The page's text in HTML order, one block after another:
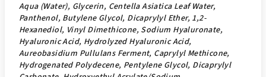
Aqua (Water), Glycerin, Centella Asiatica Leaf Water,
Panthenol, Butylene Glycol, Dicaprylyl Ether, 1,2-
Hexanediol, Vinyl Dimethicone, Sodium Hyaluronate,
Hyaluronic Acid, Hydrolyzed Hyaluronic Acid,
Aureobasidium Pullulans Ferment, Caprylyl Methicone,
Hydrogenated Polydecene, Pentylene Glycol, Dicaprylyl